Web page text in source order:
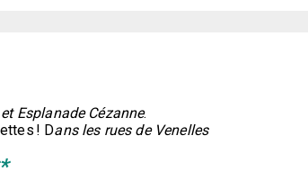
Esplanade Cézanne.
! Dans les rues de Venelles